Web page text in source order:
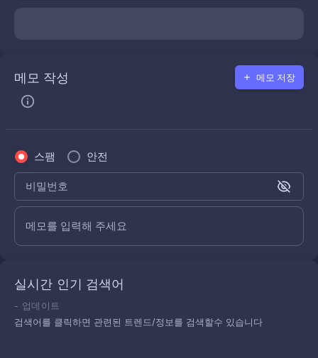
메모 작성 메모 저장
스팸 안전
비밀번호
메모를 입력해 주세요
실시간 인기 검색어
- 업데이트
검색어를 클릭하면 관련된 트렌드/정보를 검색할수 있습니다